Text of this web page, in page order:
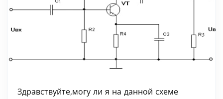
Здравствуйте,могу ли я на данной схеме